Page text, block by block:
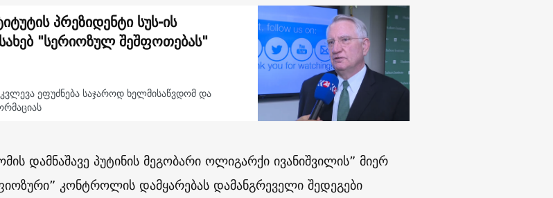
პრეზიდენტი სუს-ის
"სერიოზულ შეშფოთებას"
ეფუძნება საჯაროდ ხელმისაწვდომ და
დამნაშავე პუტინის მეგობარი ოლიგარქი ივანიშვილის” მიერ
კონტროლის დამყარებას დამანგრეველი შედეგები